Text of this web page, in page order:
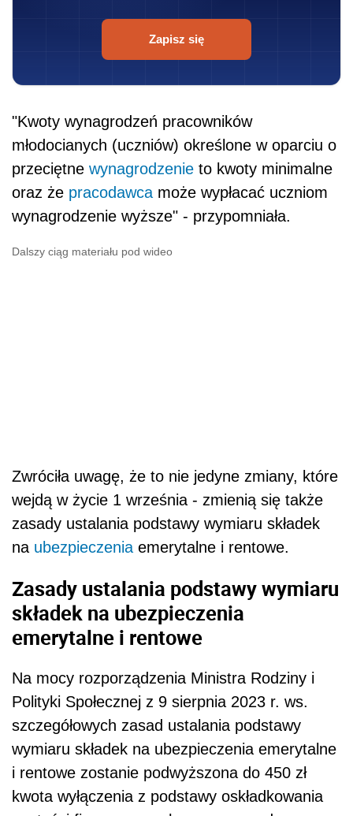
Zapisz się
"Kwoty wynagrodzeń pracowników
młodocianych (uczniów) określone w oparciu o
przeciętne wynagrodzenie to kwoty minimalne
oraz że pracodawca może wypłacać uczniom
wynagrodzenie wyższe" - przypomniała.
Dalszy ciąg materiału pod wideo
Zwróciła uwagę, że to nie jedyne zmiany, które
wejdą w życie 1 września - zmienią się także
zasady ustalania podstawy wymiaru składek
na ubezpieczenia emerytalne i rentowe.
Zasady ustalania podstawy wymiaru
składek na ubezpieczenia
emerytalne i rentowe
Na mocy rozporządzenia Ministra Rodziny i
Polityki Społecznej z 9 sierpnia 2023 r. ws.
szczegółowych zasad ustalania podstawy
wymiaru składek na ubezpieczenia emerytalne
i rentowe zostanie podwyższona do 450 zł
kwota wyłączenia z podstawy oskładkowania